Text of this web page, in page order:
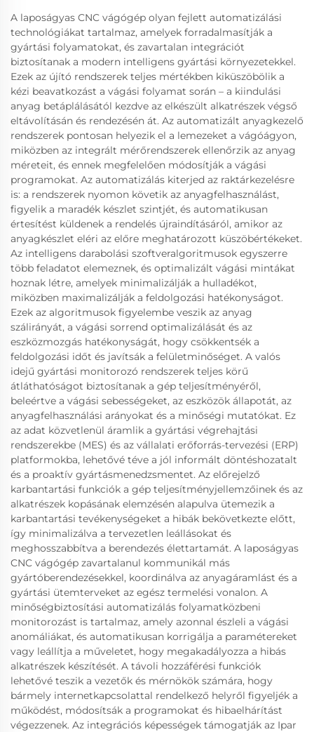
A laposágyas CNC vágógép olyan fejlett automatizálási
technológiákat tartalmaz, amelyek forradalmasítják a
gyártási folyamatokat, és zavartalan integrációt
biztosítanak a modern intelligens gyártási környezetekkel.
Ezek az újító rendszerek teljes mértékben kiküszöbölik a
kézi beavatkozást a vágási folyamat során – a kiindulási
anyag betáplálásától kezdve az elkészült alkatrészek végső
eltávolításán és rendezésén át. Az automatizált anyagkezelő
rendszerek pontosan helyezik el a lemezeket a vágóágyon,
miközben az integrált mérőrendszerek ellenőrzik az anyag
méreteit, és ennek megfelelően módosítják a vágási
programokat. Az automatizálás kiterjed az raktárkezelésre
is: a rendszerek nyomon követik az anyagfelhasználást,
figyelik a maradék készlet szintjét, és automatikusan
értesítést küldenek a rendelés újraindításáról, amikor az
anyagkészlet eléri az előre meghatározott küszöbértékeket.
Az intelligens darabolási szoftveralgoritmusok egyszerre
több feladatot elemeznek, és optimalizált vágási mintákat
hoznak létre, amelyek minimalizálják a hulladékot,
miközben maximalizálják a feldolgozási hatékonyságot.
Ezek az algoritmusok figyelembe veszik az anyag
szálirányát, a vágási sorrend optimalizálását és az
eszközmozgás hatékonyságát, hogy csökkentsék a
feldolgozási időt és javítsák a felületminőséget. A valós
idejű gyártási monitorozó rendszerek teljes körű
átláthatóságot biztosítanak a gép teljesítményéről,
beleértve a vágási sebességeket, az eszközök állapotát, az
anyagfelhasználási arányokat és a minőségi mutatókat. Ez
az adat közvetlenül áramlik a gyártási végrehajtási
rendszerekbe (MES) és az vállalati erőforrás-tervezési (ERP)
platformokba, lehetővé téve a jól informált döntéshozatalt
és a proaktív gyártásmenedzsmentet. Az előrejelző
karbantartási funkciók a gép teljesítményjellemzőinek és az
alkatrészek kopásának elemzésén alapulva ütemezik a
karbantartási tevékenységeket a hibák bekövetkezte előtt,
így minimalizálva a tervezetlen leállásokat és
meghosszabbítva a berendezés élettartamát. A laposágyas
CNC vágógép zavartalanul kommunikál más
gyártóberendezésekkel, koordinálva az anyagáramlást és a
gyártási ütemterveket az egész termelési vonalon. A
minőségbiztosítási automatizálás folyamatközbeni
monitorozást is tartalmaz, amely azonnal észleli a vágási
anomáliákat, és automatikusan korrigálja a paramétereket
vagy leállítja a műveletet, hogy megakadályozza a hibás
alkatrészek készítését. A távoli hozzáférési funkciók
lehetővé teszik a vezetők és mérnökök számára, hogy
bármely internetkapcsolattal rendelkező helyről figyeljék a
működést, módosítsák a programokat és hibaelhárítást
végezzenek. Az integrációs képességek támogatják az Ipar